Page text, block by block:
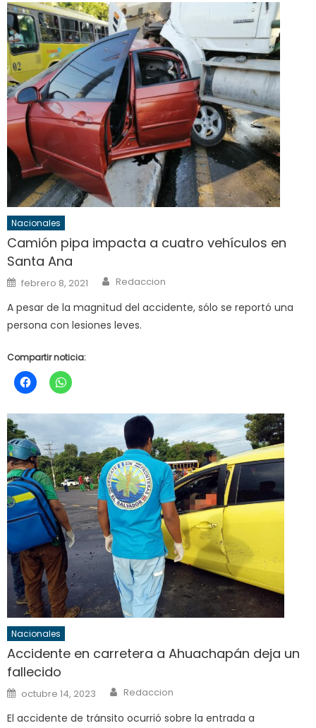
Nacionales
Camión pipa impacta a cuatro vehículos en
Santa Ana
Posted
on
febrero 8, 2021 Author
Redaccion
A pesar de la magnitud del accidente, sólo se reportó una
persona con lesiones leves.
Compartir noticia:
Nacionales
Accidente en carretera a Ahuachapán deja un
fallecido
Posted
on
octubre 14, 2023 Author
Redaccion
El accidente de tránsito ocurrió sobre la entrada a